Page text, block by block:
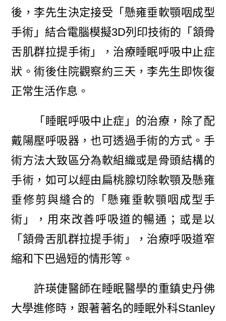
後，李先生決定接受「懸雍垂軟顎咽成型
手術」結合電腦模擬3D列印技術的「頷骨
舌肌群拉提手術」，治療睡眠呼吸中止症
狀。術後住院觀察約三天，李先生即恢復
正常生活作息。
「睡眠呼吸中止症」的治療，除了配
戴陽壓呼吸器，也可透過手術的方式。手
術方法大致區分為軟組織或是骨頭結構的
手術，如可以經由扁桃腺切除軟顎及懸雍
垂修剪與縫合的「懸雍垂軟顎咽成型手
術」，用來改善呼吸道的暢通；或是以
「頷骨舌肌群拉提手術」，治療呼吸道窄
縮和下巴過短的情形等。
許瑛倢醫師在睡眠醫學的重鎮史丹佛
大學進修時，跟著著名的睡眠外科Stanley